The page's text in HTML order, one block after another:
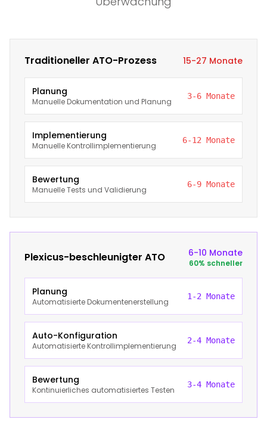
Traditioneller ATO-Prozess 15-27 Monate
Planung
Manuelle Dokumentation und Planung
3-6 Monate
Implementierung
Manuelle Kontrollimplementierung
6-12 Monate
Bewertung
Manuelle Tests und Validierung
6-9 Monate
Plexicus-beschleunigter ATO 6-10 Monate
60% schneller
Planung
Automatisierte Dokumentenerstellung
1-2 Monate
Auto-Konfiguration
Automatisierte Kontrollimplementierung
2-4 Monate
Bewertung
Kontinuierliches automatisiertes Testen
3-4 Monate